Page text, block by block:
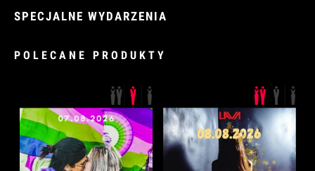
SPECJALNE WYDARZENIA
POLECANE PRODUKTY